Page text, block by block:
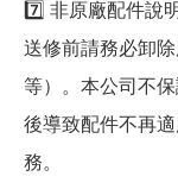
7️⃣ 非原廠配件說
送修前請務必卸
等）。本公司不
後導致配件不再
務。